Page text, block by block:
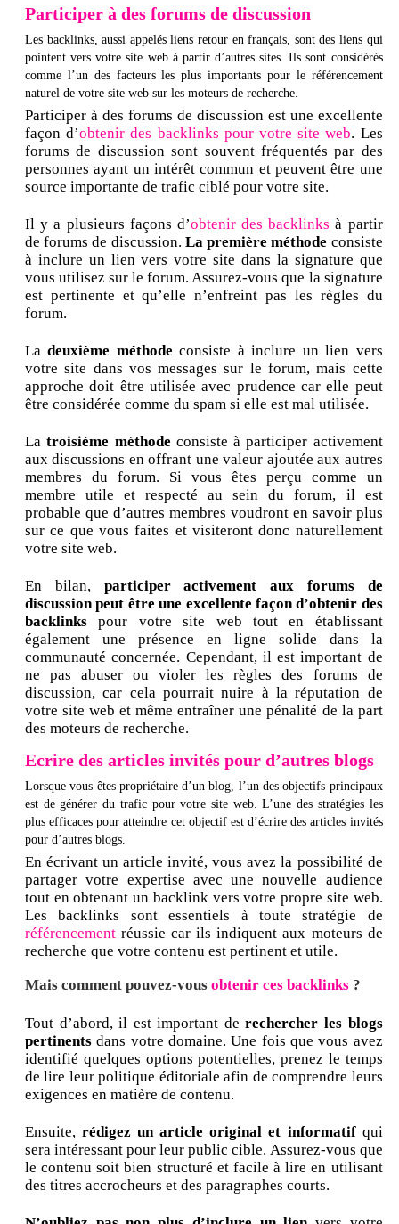
Participer à des forums de discussion
Les backlinks, aussi appelés liens retour en français, sont des liens qui
pointent vers votre site web à partir d’autres sites. Ils sont considérés
comme l’un des facteurs les plus importants pour le référencement
naturel de votre site web sur les moteurs de recherche.
Participer à des forums de discussion est une excellente
façon d’obtenir des backlinks pour votre site web. Les
forums de discussion sont souvent fréquentés par des
personnes ayant un intérêt commun et peuvent être une
source importante de trafic ciblé pour votre site.
Il y a plusieurs façons d’obtenir des backlinks à partir
de forums de discussion. La première méthode consiste
à inclure un lien vers votre site dans la signature que
vous utilisez sur le forum. Assurez-vous que la signature
est pertinente et qu’elle n’enfreint pas les règles du
forum.
Ladeuxième méthode consiste à inclure un lien vers
votre site dans vos messages sur le forum, mais cette
approche doit être utilisée avec prudence car elle peut
être considérée comme du spam si elle est mal utilisée.
Latroisième méthode consiste à participer activement
aux discussions en offrant une valeur ajoutée aux autres
membres du forum. Si vous êtes perçu comme un
membre utile et respecté au sein du forum, il est
probable que d’autres membres voudront en savoir plus
sur ce que vous faites et visiteront donc naturellement
votre site web.
En bilan, participer activement aux forums de
discussion peut être une excellente façon d’obtenir des
backlinks pour votre site web tout en établissant
également une présence en ligne solide dans la
communauté concernée. Cependant, il est important de
ne pas abuser ou violer les règles des forums de
discussion, car cela pourrait nuire à la réputation de
votre site web et même entraîner une pénalité de la part
des moteurs de recherche.
Ecrire des articles invités pour d’autres blogs
Lorsque vous êtes propriétaire d’un blog, l’un des objectifs principaux
est de générer du trafic pour votre site web. L’une des stratégies les
plus efficaces pour atteindre cet objectif est d’écrire des articles invités
pour d’autres blogs.
En écrivant un article invité, vous avez la possibilité de
partager votre expertise avec une nouvelle audience
tout en obtenant un backlink vers votre propre site web.
Les backlinks sont essentiels à toute stratégie de
référencement réussie car ils indiquent aux moteurs de
recherche que votre contenu est pertinent et utile.
Mais comment pouvez-vous obtenir ces backlinks ?
Tout d’abord, il est important derechercher les blogs
pertinents dans votre domaine. Une fois que vous avez
identifié quelques options potentielles, prenez le temps
de lire leur politique éditoriale afin de comprendre leurs
exigences en matière de contenu.
Ensuite,rédigez un article original et informatifqui
sera intéressant pour leur public cible. Assurez-vous que
le contenu soit bien structuré et facile à lire en utilisant
des titres accrocheurs et des paragraphes courts.